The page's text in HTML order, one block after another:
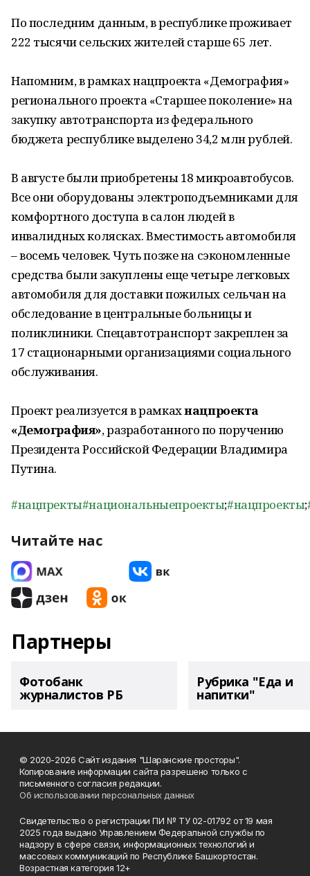
По последним данным, в республике проживает
222 тысячи сельских жителей старше 65 лет.
Напомним, в рамках нацпроекта «Демография»
регионального проекта «Старшее поколение» на
закупку автотранспорта из федерального
бюджета республике выделено 34,2 млн рублей.
В августе были приобретены 18 микроавтобусов.
Все они оборудованы электроподъемниками для
комфортного доступа в салон людей в
инвалидных колясках. Вместимость автомобиля
– восемь человек. Чуть позже на сэкономленные
средства были закуплены еще четыре легковых
автомобиля для доставки пожилых сельчан на
обследование в центральные больницы и
поликлиники. Спецавтотранспорт закреплен за
17 стационарными организациями социального
обслуживания.
Проект реализуется в рамкахнацпроекта
«Демография», разработанного по поручению
Президента Российской Федерации Владимира
Путина.
#нацпректы#национальныепроекты;#нацпроекты;
Читайте нас
Партнеры
Фотобанк
журналистов РБ
Рубрика "Еда и
напитки"
© 2020-2026 Сайт издания "Шаранские просторы".
Копирование информации сайта разрешено только с
письменного согласия редакции.
Об использовании персональных данных
Свидетельство о регистрации ПИ № ТУ 02-01792 от 19 мая
2025 года выдано Управлением Федеральной службы по
надзору в сфере связи, информационных технологий и
массовых коммуникаций по Республике Башкортостан.
Возрастная категория 12+